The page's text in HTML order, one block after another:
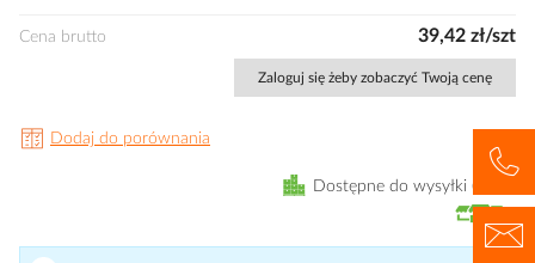
Cena brutto 39,42 zł/szt
Zaloguj się żeby zobaczyć Twoją cenę
Dodaj do porównania
Dostępne do wysyłki